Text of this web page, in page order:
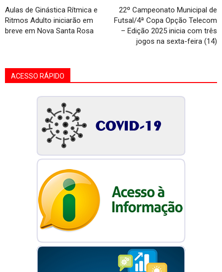
Aulas de Ginástica Rítmica e
Ritmos Adulto iniciarão em
breve em Nova Santa Rosa
22º Campeonato Municipal de
Futsal/4ª Copa Opção Telecom
– Edição 2025 inicia com três
jogos na sexta-feira (14)
ACESSO RÁPIDO